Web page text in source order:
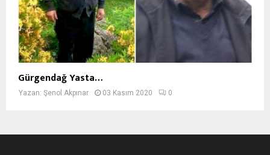
Gürgendağ Yasta…
Yazan: Şenol Akpınar 03 Kasım 2020 0